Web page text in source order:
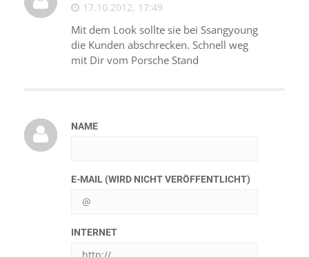
17.10.2012, 17:49
Mit dem Look sollte sie bei Ssangyoung
die Kunden abschrecken. Schnell weg
mit Dir vom Porsche Stand
NAME
E-MAIL (WIRD NICHT VERÖFFENTLICHT)
INTERNET